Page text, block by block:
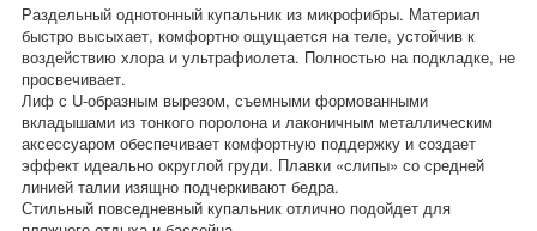
Раздельный однотонный купальник из микрофибры. Материал
быстро высыхает, комфортно ощущается на теле, устойчив к
воздействию хлора и ультрафиолета. Полностью на подкладке, не
просвечивает.
Лиф с U-образным вырезом, съемными формованными
вкладышами из тонкого поролона и лаконичным металлическим
аксессуаром обеспечивает комфортную поддержку и создает
эффект идеально округлой груди. Плавки «слипы» со средней
линией талии изящно подчеркивают бедра.
Стильный повседневный купальник отлично подойдет для